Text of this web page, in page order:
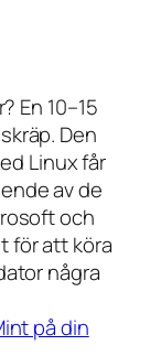
En 10–15
Den
Linux får
av de
och
för att köra
några
på din